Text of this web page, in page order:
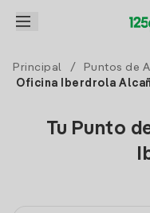
Principal / Puntos de
Oficina Iberdrola
Tu Punto